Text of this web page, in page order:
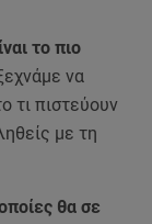
το πιο
να
τι πιστεύουν
με τη
θα σε